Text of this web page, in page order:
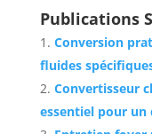
Publications
Conversion
fluides
Convertisseur
essentiel pour un